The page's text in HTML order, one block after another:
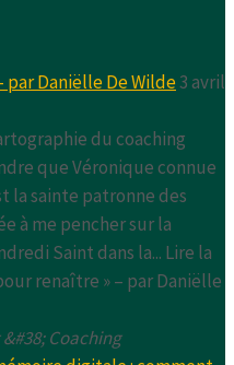
par Daniëlle De Wilde3 avril
du coaching
que Véronique connue
la sainte patronne des
à me pencher sur la
Saint dans la... Lire la
renaître » – par Daniëlle
Coaching